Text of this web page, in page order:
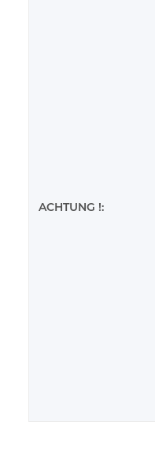
ACHTUNG !: